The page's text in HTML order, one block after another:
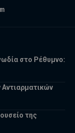
στο Ρέθυμνο:
Αντιαρματικών
της